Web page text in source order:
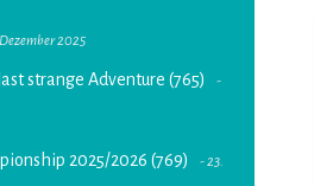
2025
strange Adventure (765)
2025/2026 (769) 23.